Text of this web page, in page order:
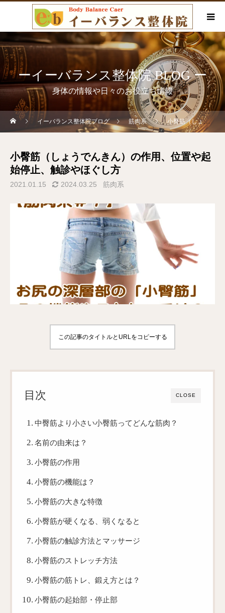
ーイーバランス整体院 BLOG ー
身体の情報や日々のお役立ち情報
イーバランス整体院ブログ 筋肉系 小臀筋（しょうでんきん）の作用、位置や起始停止、触診やほぐし方
小臀筋（しょうでんきん）の作用、位置や起
始停止、触診やほぐし方
2021.01.15 2024.03.25 筋肉系
この記事のタイトルとURLをコピーする
CLOSE
目次
中臀筋より小さい小臀筋ってどんな筋肉？
名前の由来は？
小臀筋の作用
小臀筋の機能は？
小臀筋の大きな特徴
小臀筋が硬くなる、弱くなると
小臀筋の触診方法とマッサージ
小臀筋のストレッチ方法
小臀筋の筋トレ、鍛え方とは？
小臀筋の起始部・停止部